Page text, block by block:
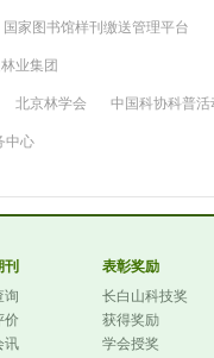
国家图书馆样刊缴送管理平台
业集团
北京林学会 中国科协科普
中心
询
价
讯
表彰奖励
长白山科技奖
获得奖励
学会授奖